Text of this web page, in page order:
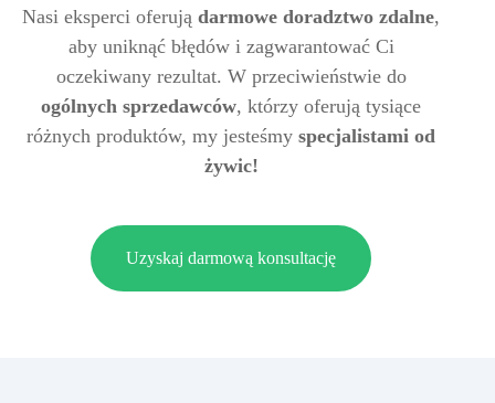
Nasi eksperci oferują darmowe doradztwo zdalne,
aby uniknąć błędów i zagwarantować Ci
oczekiwany rezultat. W przeciwieństwie do
ogólnych sprzedawców, którzy oferują tysiące
różnych produktów, my jesteśmy specjalistami od
żywic!
Uzyskaj darmową konsultację